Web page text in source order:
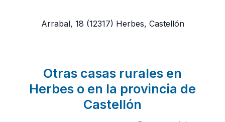
Arrabal, 18 (12317) Herbes, Castellón
Otras casas rurales en
Herbes o en la provincia de
Castellón